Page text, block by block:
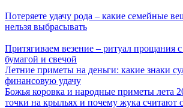
Потеряете удачу рода – какие семейные
нельзя выбрасывать
Притягиваем везение – ритуал прощания
бумагой и свечой
Летние приметы на деньги: какие знаки
финансовую удачу
Божья коровка и народные приметы лета
точки на крыльях и почему жука считают